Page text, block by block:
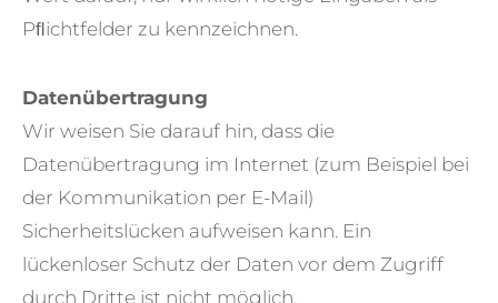
Pﬂichtfelder zu kennzeichnen.
Datenübertragung
Wir weisen Sie darauf hin, dass die
Datenübertragung im Internet (zum Beispiel bei
der Kommunikation per E-Mail)
Sicherheitslücken aufweisen kann. Ein
lückenloser Schutz der Daten vor dem Zugriff
durch Dritte ist nicht möglich.